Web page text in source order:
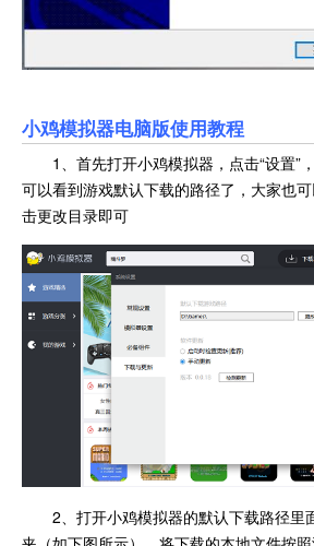
小鸡模拟器电脑版使用教程
1、首先打开小鸡模拟器，点击“设置”
可以看到游戏默认下载的路径了，大家也
击更改目录即可
2、打开小鸡模拟器的默认下载路径里